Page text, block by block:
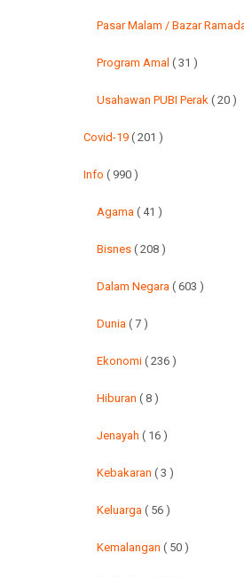
Pasar Malam / Bazar
Program Amal ( 31 )
Usahawan PUBI Perak ( 20 )
Covid-19 ( 201 )
Info ( 990 )
Agama ( 41 )
Bisnes ( 208 )
Dalam Negara ( 603 )
Dunia ( 7 )
Ekonomi ( 236 )
Hiburan ( 8 )
Jenayah ( 16 )
Kebakaran ( 3 )
Keluarga ( 56 )
Kemalangan ( 50 )